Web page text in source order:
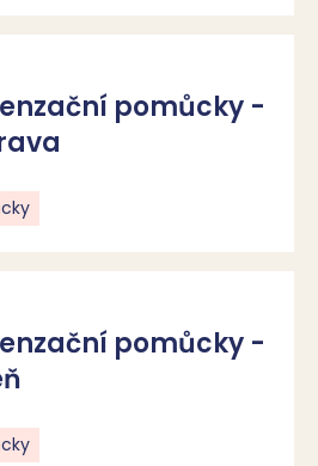
pomůcky -
pomůcky -